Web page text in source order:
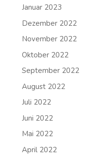
Januar 2023
Dezember 2022
November 2022
Oktober 2022
September 2022
August 2022
Juli 2022
Juni 2022
Mai 2022
April 2022